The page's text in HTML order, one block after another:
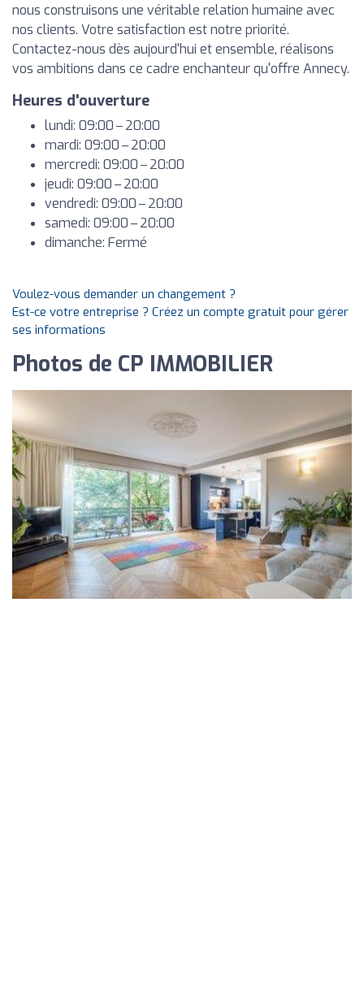
nous construisons une véritable relation humaine avec
nos clients. Votre satisfaction est notre priorité.
Contactez-nous dès aujourd'hui et ensemble, réalisons
vos ambitions dans ce cadre enchanteur qu'offre Annecy.
Heures d'ouverture
lundi: 09:00 – 20:00
mardi: 09:00 – 20:00
mercredi: 09:00 – 20:00
jeudi: 09:00 – 20:00
vendredi: 09:00 – 20:00
samedi: 09:00 – 20:00
dimanche: Fermé
Voulez-vous demander un changement ?
Est-ce votre entreprise ? Créez un compte gratuit pour gérer
ses informations
Photos de CP IMMOBILIER